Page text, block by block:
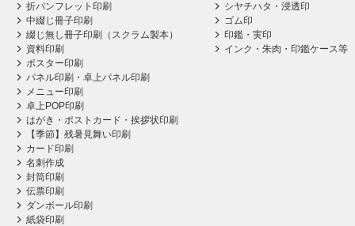
折パンフレット印刷
中綴じ冊子印刷
綴じ無し冊子印刷（スクラム製本）
資料印刷
ポスター印刷
パネル印刷・卓上パネル印刷
メニュー印刷
卓上POP印刷
はがき・ポストカード・挨拶状印刷
【季節】残暑見舞い印刷
カード印刷
名刺作成
封筒印刷
伝票印刷
ダンボール印刷
紙袋印刷
シヤチハタ・浸透印
ゴム印
印鑑・実印
インク・朱肉・印鑑ケース等